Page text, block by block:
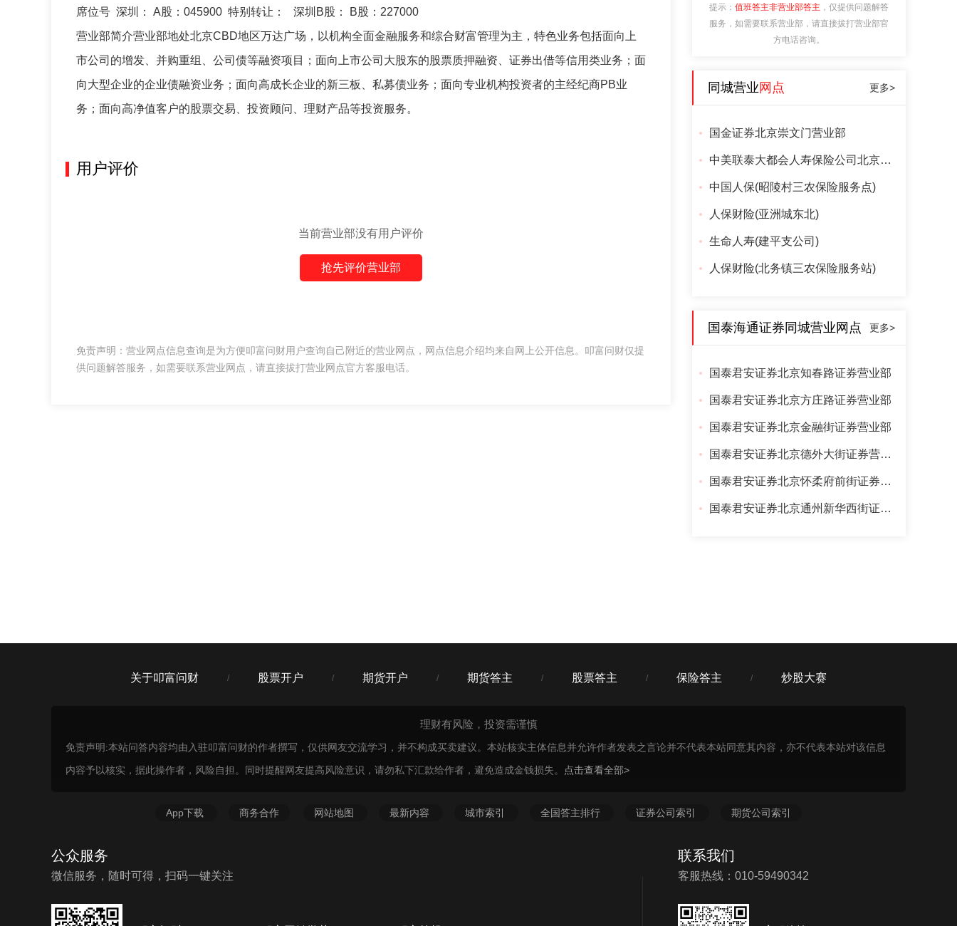
席位号 深圳： A股：045900 特别转让： 深圳B股： B股：227000
营业部简介营业部地处北京CBD地区万达广场，以机构全面金融服务和综合财富管理为主，特色业务包括面向上
市公司的增发、并购重组、公司债等融资项目；面向上市公司大股东的股票质押融资、证券出借等信用类业务；面
向大型企业的企业债融资业务；面向高成长企业的新三板、私募债业务；面向专业机构投资者的主经纪商PB业
务；面向高净值客户的股票交易、投资顾问、理财产品等投资服务。
用户评价
当前营业部没有用户评价
抢先评价营业部
免责声明：营业网点信息查询是为方便叩富问财用户查询自己附近的营业网点，网点信息介绍均来自网上公开信息。叩富问财仅提
供问题解答服务，如需要联系营业网点，请直接拔打营业网点官方客服电话。
提示： 值班答主非营业部答主 ，仅提供问题解答
服务，如需要联系营业部，请直接拔打营业部官
方电话咨询。
同城营业 网点 更多>
国金证券北京崇文门营业部
中美联泰大都会人寿保险公司北京分公司
中国人保(昭陵村三农保险服务点)
人保财险(亚洲城东北)
生命人寿(建平支公司)
人保财险(北务镇三农保险服务站)
国泰海通证券同城营业网点 更多>
国泰君安证券北京知春路证券营业部
国泰君安证券北京方庄路证券营业部
国泰君安证券北京金融街证券营业部
国泰君安证券北京德外大街证券营业部
国泰君安证券北京怀柔府前街证券营业部
国泰君安证券北京通州新华西街证券营业部
关于叩富问财 / 股票开户 / 期货开户 / 期货答主 / 股票答主 / 保险答主 / 炒股大赛
理财有风险，投资需谨慎
免责声明:本站问答内容均由入驻叩富问财的作者撰写，仅供网友交流学习，并不构成买卖建议。本站核实主体信息并允许作者发表之言论并不代表本站同意其内容，亦不代表本站对该信息
内容予以核实，据此操作者，风险自担。同时提醒网友提高风险意识，请勿私下汇款给作者，避免造成金钱损失。
点击查看全部>
App下载 商务合作 网站地图 最新内容 城市索引 全国答主排行 证券公司索引 期货公司索引
公众服务
微信服务，随时可得，扫码一键关注
联系我们
客服热线：010-59490342